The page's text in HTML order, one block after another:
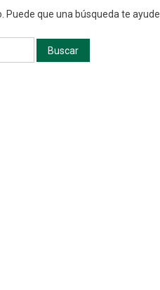
que una búsqueda te ayude.